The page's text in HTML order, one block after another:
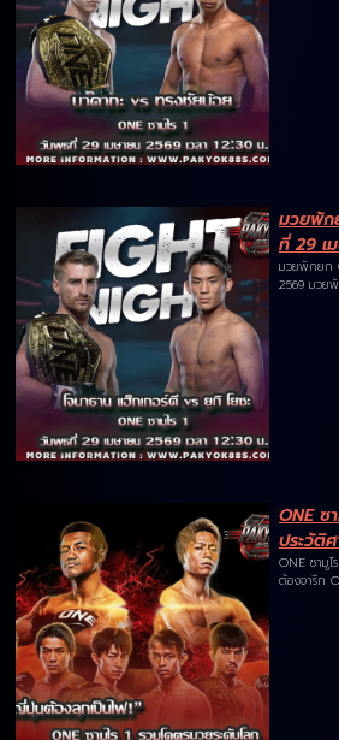
มวยพัก
ที่ 29 เ
มวยพักยก
2569 มวย
ONE ซ
ประวัติ
ONE ซามูไ
ต้องจารึก